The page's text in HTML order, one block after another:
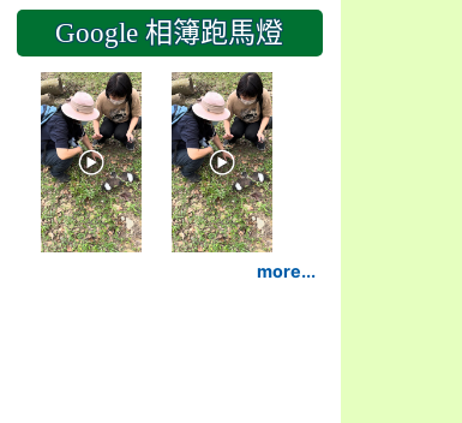
Google 相簿跑馬燈
2024-11-14 六年級三和木藝工
2024-11-14 六年
more...